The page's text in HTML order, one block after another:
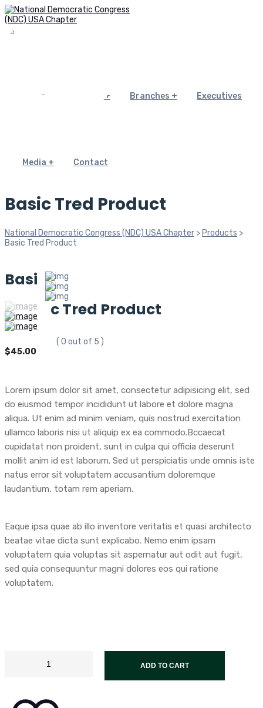
Home Branches Executives
Media Contact
Basic Tred Product
National Democratic Congress (NDC) USA Chapter > Products >
Basic Tred Product
Basi
c Tred Product
( 0 out of 5 )
$45.00
Lorem ipsum dolor sit amet, consectetur adipisicing elit, sed
do eiusmod tempor incididunt ut labore et dolore magna
aliqua. Ut enim ad minim veniam, quis nostrud exercitation
ullamco laboris nisi ut aliquip ex ea commodo.Bccaecat
cupidatat non proident, sunt in culpa qui officia deserunt
mollit anim id est laborum. Sed ut perspiciatis unde omnis iste
natus error sit voluptatem accusantium doloremque
laudantium, totam rem aperiam.
Eaque ipsa quae ab illo inventore veritatis et quasi architecto
beatae vitae dicta sunt explicabo. Nemo enim ipsam
voluptatem quia voluptas sit aspernatur aut odit aut fugit,
sed quia consequuntur magni dolores eos qui ratione
voluptatem.
ADD TO CART